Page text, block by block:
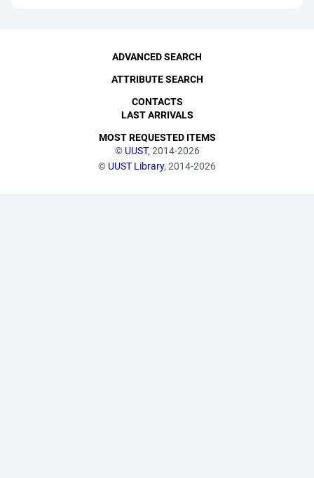
© UUST, 2014-2026
© UUST Library, 2014-2026
ADVANCED SEARCH
ATTRIBUTE SEARCH
CONTACTS
LAST ARRIVALS
MOST REQUESTED ITEMS